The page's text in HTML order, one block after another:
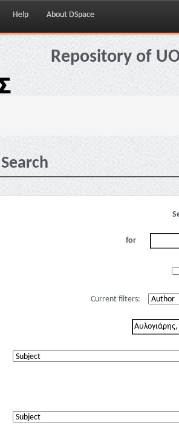
Help About DSpace
Repository of
Search
for
Current filters: